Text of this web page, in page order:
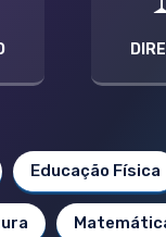
Educação Física